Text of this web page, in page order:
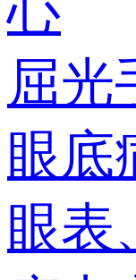
屈光
眼底
眼表